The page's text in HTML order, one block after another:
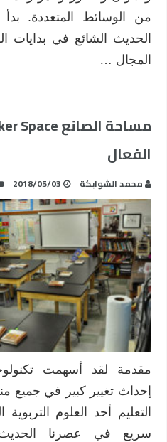
من الوسائط المتعددة.
الحديث الشائع في بدايات
المجال …
الفعال
محمد الشوابكة 2018/05/03
مقدمة لقد أسهمت
إحداث تغيير كبير في جميع
التعليم أحد العلوم
سريع في عصرنا